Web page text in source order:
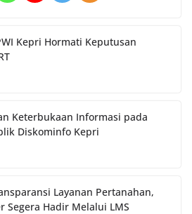
Kepri Hormati Keputusan
Keterbukaan Informasi pada
Diskominfo Kepri
Layanan Pertanahan,
Segera Hadir Melalui LMS